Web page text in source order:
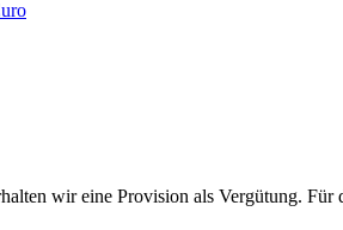
wir eine Provision als Vergütung. Für